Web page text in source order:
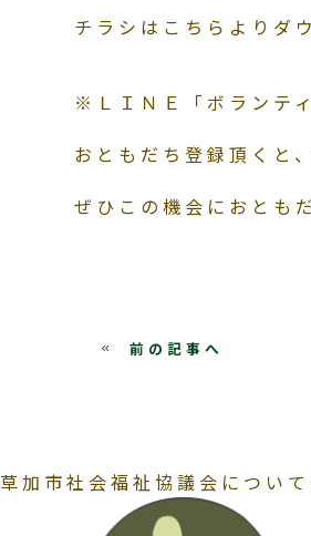
チラシはこちらよりダ
※ＬＩＮＥ「ボランテ
おともだち登録頂くと
ぜひこの機会におとも
keyboard_double_arrow_left 前の記事へ
草加市社会福祉協議会につい